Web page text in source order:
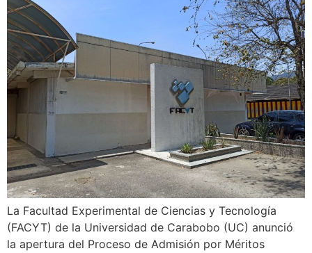
La Facultad Experimental de Ciencias y Tecnología
(FACYT) de la Universidad de Carabobo (UC) anunció
la apertura del Proceso de Admisión por Méritos